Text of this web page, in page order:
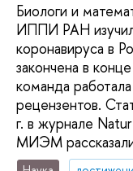
Биологи и
ИППИ РАН
коронавируса в
закончена в
команда
рецензентов.
г. в журнале
МИЭМ